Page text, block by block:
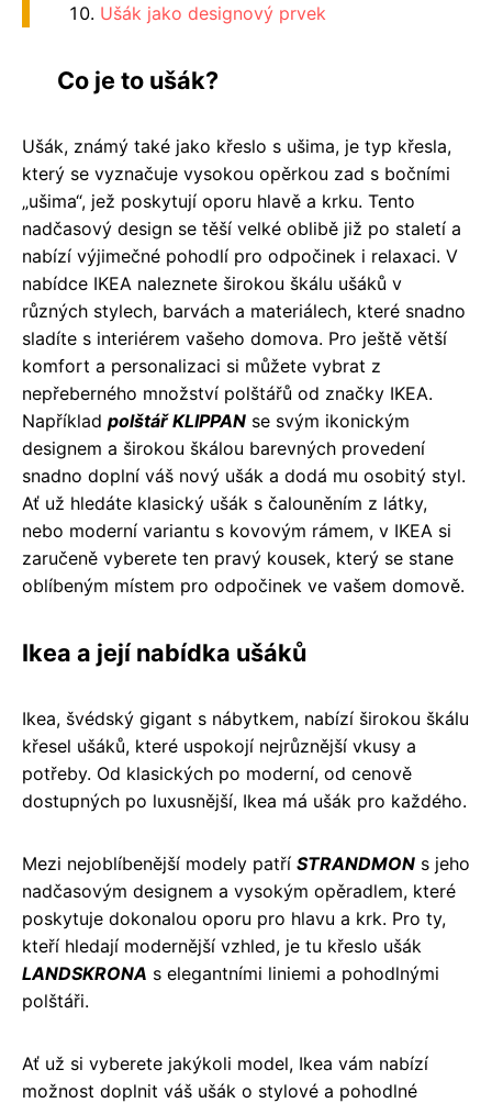
Ušák jako designový prvek
Co je to ušák?
Ušák, známý také jako křeslo s ušima, je typ křesla,
který se vyznačuje vysokou opěrkou zad s bočními
„ušima“, jež poskytují oporu hlavě a krku. Tento
nadčasový design se těší velké oblibě již po staletí a
nabízí výjimečné pohodlí pro odpočinek i relaxaci. V
nabídce IKEA naleznete širokou škálu ušáků v
různých stylech, barvách a materiálech, které snadno
sladíte s interiérem vašeho domova. Pro ještě větší
komfort a personalizaci si můžete vybrat z
nepřeberného množství polštářů od značky IKEA.
Například polštář KLIPPAN se svým ikonickým
designem a širokou škálou barevných provedení
snadno doplní váš nový ušák a dodá mu osobitý styl.
Ať už hledáte klasický ušák s čalouněním z látky,
nebo moderní variantu s kovovým rámem, v IKEA si
zaručeně vyberete ten pravý kousek, který se stane
oblíbeným místem pro odpočinek ve vašem domově.
Ikea a její nabídka ušáků
Ikea, švédský gigant s nábytkem, nabízí širokou škálu
křesel ušáků, které uspokojí nejrůznější vkusy a
potřeby. Od klasických po moderní, od cenově
dostupných po luxusnější, Ikea má ušák pro každého.
Mezi nejoblíbenější modely patří STRANDMON s jeho
nadčasovým designem a vysokým opěradlem, které
poskytuje dokonalou oporu pro hlavu a krk. Pro ty,
kteří hledají modernější vzhled, je tu křeslo ušák
LANDSKRONA s elegantními liniemi a pohodlnými
polštáři.
Ať už si vyberete jakýkoli model, Ikea vám nabízí
možnost doplnit váš ušák o stylové a pohodlné